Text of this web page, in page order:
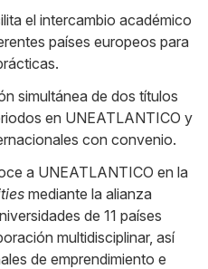
el intercambio académico
países europeos para
simultánea de dos títulos
en UNEATLANTICO y
con convenio.
a UNEATLANTICO en la
mediante la alianza
de 11 países
multidisciplinar, así
de emprendimiento e